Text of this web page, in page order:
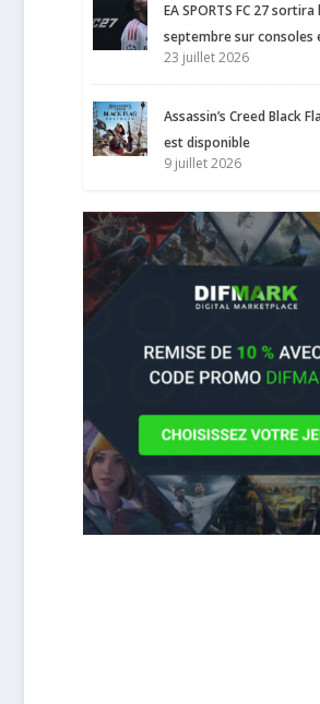
EA SPORTS FC 27 sortira
septembre sur consoles
23 juillet 2026
Assassin’s Creed Black
est disponible
9 juillet 2026